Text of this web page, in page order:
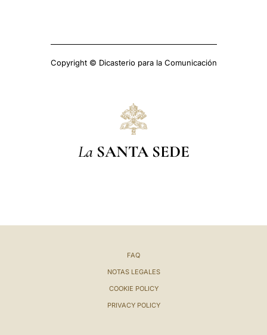
Copyright © Dicasterio para la Comunicación
La SANTA SEDE
FAQ
NOTAS LEGALES
COOKIE POLICY
PRIVACY POLICY